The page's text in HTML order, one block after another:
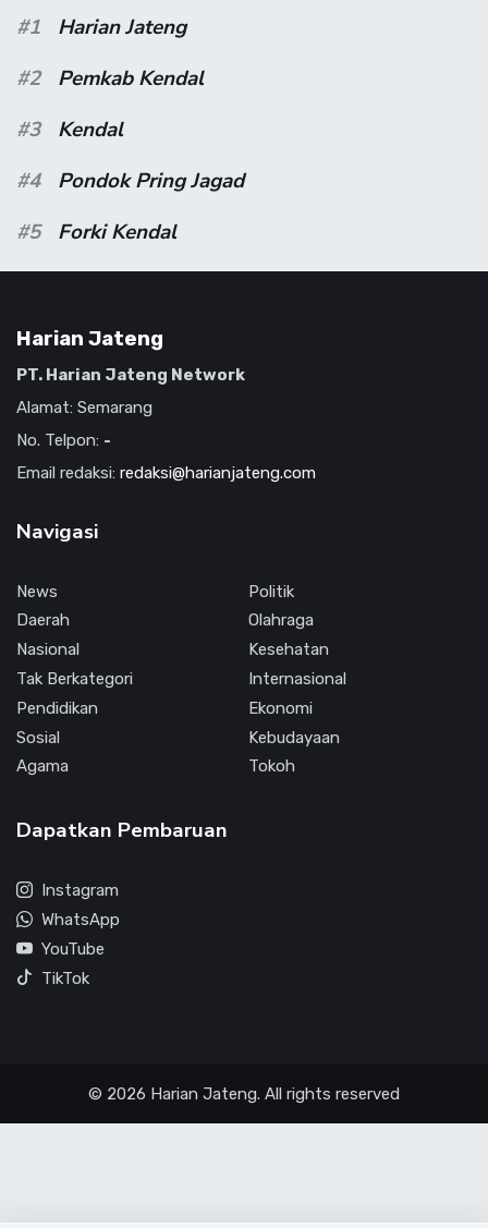
#1
Harian Jateng
#2
Pemkab Kendal
#3
Kendal
#4
Pondok Pring Jagad
#5
Forki Kendal
Harian Jateng
PT. Harian Jateng Network
Alamat: Semarang
No. Telpon: -
Email redaksi: redaksi@harianjateng.com
Navigasi
News
Daerah
Nasional
Tak Berkategori
Pendidikan
Sosial
Agama
Politik
Olahraga
Kesehatan
Internasional
Ekonomi
Kebudayaan
Tokoh
Dapatkan Pembaruan
Instagram
WhatsApp
YouTube
TikTok
© 2026 Harian Jateng. All rights reserved